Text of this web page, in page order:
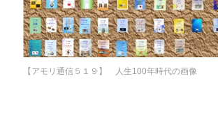
【アモリ通信５１９】 人生100年時代の画像